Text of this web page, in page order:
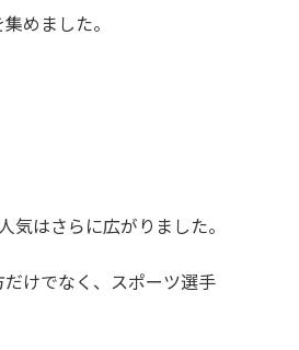
めました。
気はさらに広がりました。
けでなく、スポーツ選手